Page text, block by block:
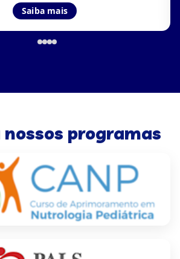
Saiba mais
nossos programas